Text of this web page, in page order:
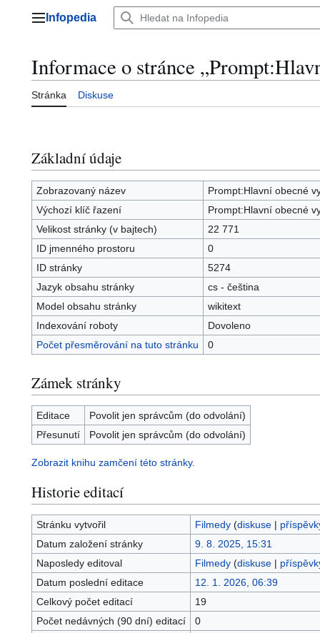
Hlavní menu
Infopedia
Informace o stránce
Stránka Diskuse
Základní údaje
Zobrazovaný název
Prompt:Hlavní obecné
Výchozí klíč řazení
Prompt:Hlavní obecné
Velikost stránky (v bajtech)
22 771
ID jmenného prostoru
0
ID stránky
5274
Jazyk obsahu stránky
cs - čeština
Model obsahu stránky
wikitext
Indexování roboty
Dovoleno
Počet přesměrování na tuto stránku
0
Zámek stránky
Editace
Povolit jen správcům (do odvolání)
Přesunutí
Povolit jen správcům (do odvolání)
Zobrazit knihu zamčení této stránky.
Historie editací
Stránku vytvořil Filmedy (diskuse|
Datum založení stránky
9. 8. 2025, 15:31
Naposledy editoval
Filmedy (diskuse|
Datum poslední editace
12. 1. 2026, 06:39
Celkový počet editací
19
Počet nedávných (90 dní) editací
0